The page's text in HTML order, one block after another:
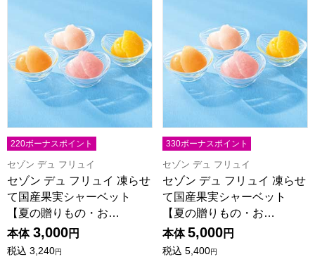
220ボーナスポイント
セゾン デュ フリュイ
セゾン デュ フリュイ 凍らせ
て国産果実シャーベット
【夏の贈りもの・お…
本体 3,000円
税込 3,240円
330ボーナスポイント
セゾン デュ フリュイ
セゾン デュ フリュイ 凍らせ
て国産果実シャーベット
【夏の贈りもの・お…
本体 5,000円
税込 5,400円